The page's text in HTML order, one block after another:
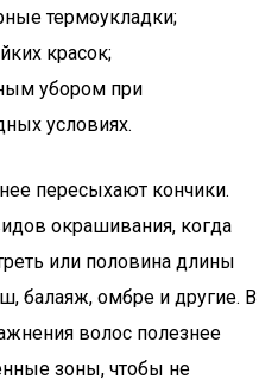
термоукладки;
красок;
убором при
условиях.
пересыхают кончики.
окрашивания, когда
или половина длины
балаяж, омбре и другие. В
волос полезнее
зоны, чтобы не